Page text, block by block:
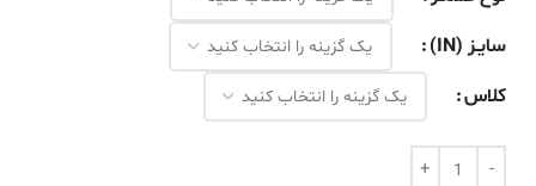
سایـز (IN)
کلاس